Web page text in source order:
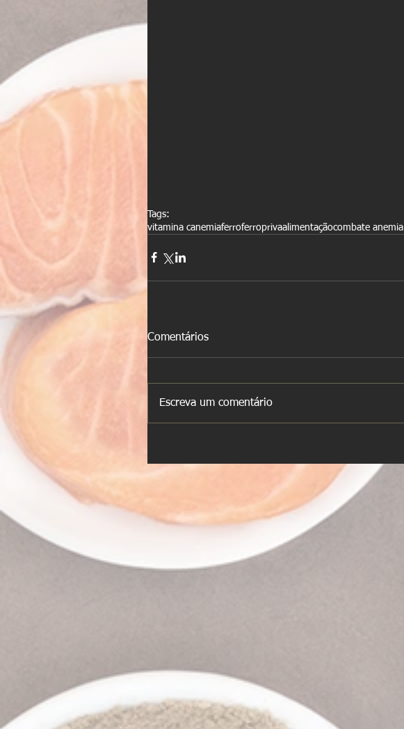
Tags:
vitamina canemiaferroferroprivaalimentaçãocombate anemia
Comentários
Escreva um comentário